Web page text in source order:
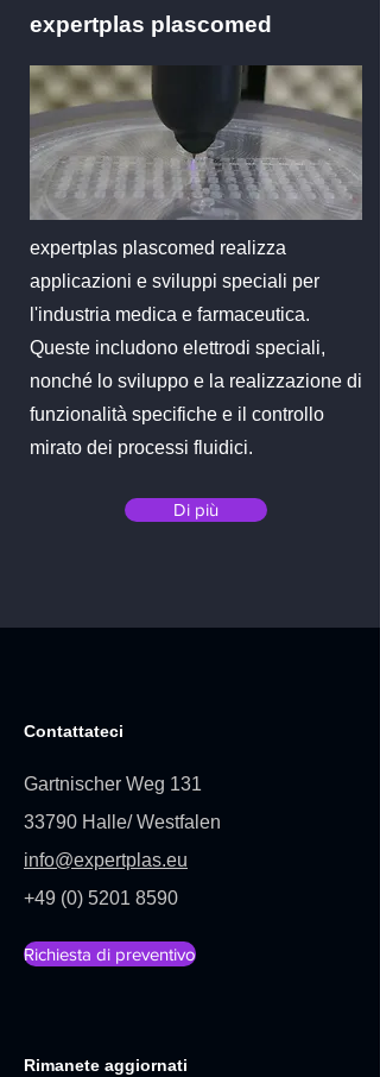
expertplas plascomed
expertplas plascomed realizza
applicazioni e sviluppi speciali per
l'industria medica e farmaceutica.
Queste includono elettrodi speciali,
nonché lo sviluppo e la realizzazione di
funzionalità specifiche e il controllo
mirato dei processi fluidici.
Di più
Contattateci
Gartnischer Weg 131
33790 Halle/ Westfalen
info@expertplas.eu
+49 (0) 5201 8590
Richiesta di preventivo
Rimanete aggiornati